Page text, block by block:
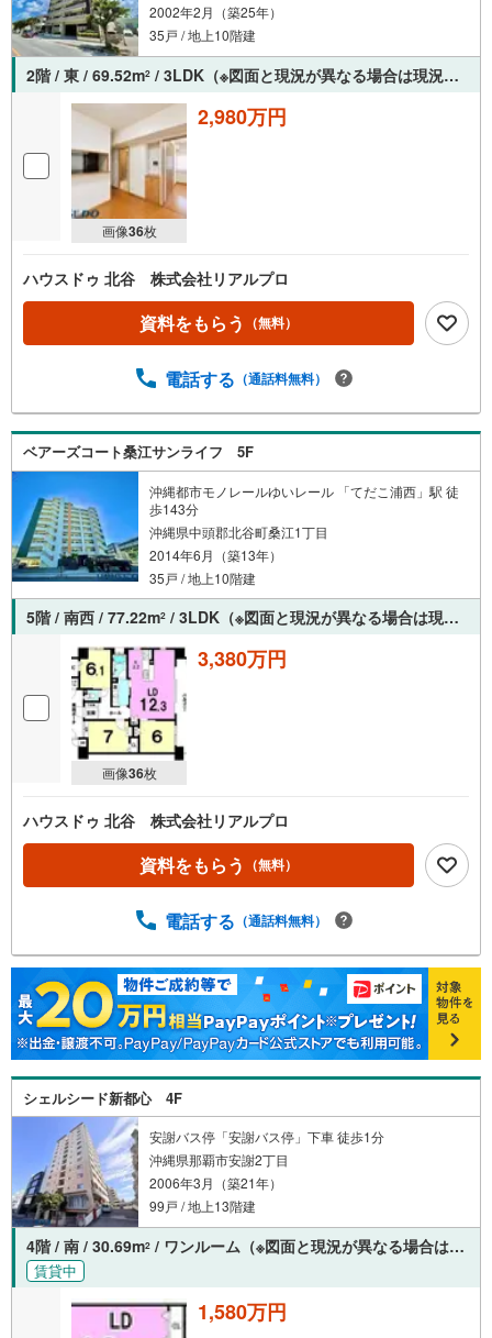
2002年2月（築25年）
35戸 / 地上10階建
2階 / 東 / 69.52m2 / 3LDK（※図面と現況が異なる場合は現況を優先させていただきます。）
画像36枚
2,980万円
ハウスドゥ 北谷 株式会社リアルプロ
資料をもらう （無料）
電話する （通話料無料）
ベアーズコート桑江サンライフ 5F
沖縄都市モノレールゆいレール 「てだこ浦西」駅 徒
歩143分
沖縄県中頭郡北谷町桑江1丁目
2014年6月（築13年）
35戸 / 地上10階建
5階 / 南西 / 77.22m2 / 3LDK（※図面と現況が異なる場合は現況を優先させていただきます。）
画像36枚
3,380万円
ハウスドゥ 北谷 株式会社リアルプロ
資料をもらう （無料）
電話する （通話料無料）
シェルシード新都心 4F
安謝バス停「安謝バス停」下車 徒歩1分
沖縄県那覇市安謝2丁目
2006年3月（築21年）
99戸 / 地上13階建
4階 / 南 / 30.69m2 / ワンルーム（※図面と現況が異なる場合は現況を優先させていただきます。）
賃貸中
1,580万円